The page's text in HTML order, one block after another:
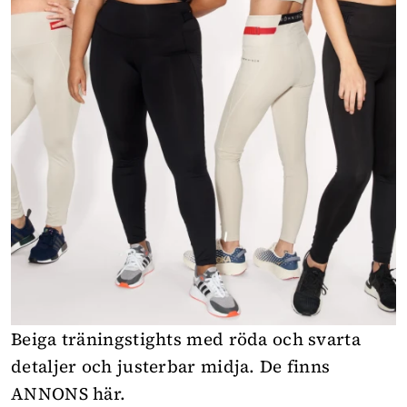
Beiga träningstights med röda och svarta
detaljer och justerbar midja. De finns
ANNONS här.